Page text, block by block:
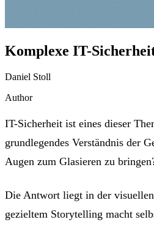
Komplexe IT-
Daniel Stoll
Author
IT-Sicherheit ist eines dieser
grundlegendes Verständnis der
Augen zum Glasieren zu
Die Antwort liegt in der
gezieltem Storytelling macht